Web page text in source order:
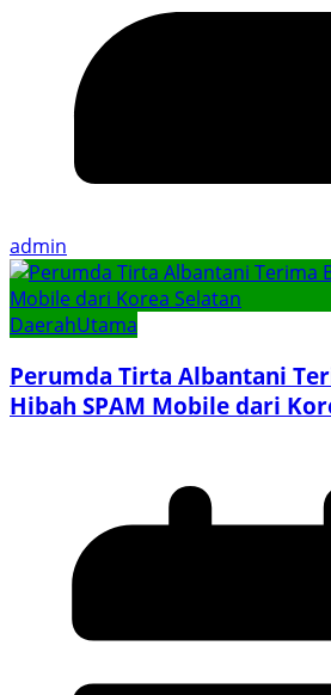
admin
DaerahUtama
Perumda Tirta Albantani
Hibah SPAM Mobile dari